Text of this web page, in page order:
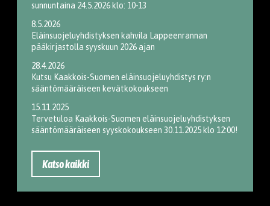
sunnuntaina 24.5.2026 klo: 10-13
8.5.2026
Eläinsuojeluyhdistyksen kahvila Lappeenrannan
pääkirjastolla syyskuun 2026 ajan
28.4.2026
Kutsu Kaakkois-Suomen eläinsuojeluyhdistys ry:n
sääntömääräiseen kevätkokoukseen
15.11.2025
Tervetuloa Kaakkois-Suomen eläinsuojeluyhdistyksen
sääntömääräiseen syyskokoukseen 30.11.2025 klo 12:00!
Katso kaikki